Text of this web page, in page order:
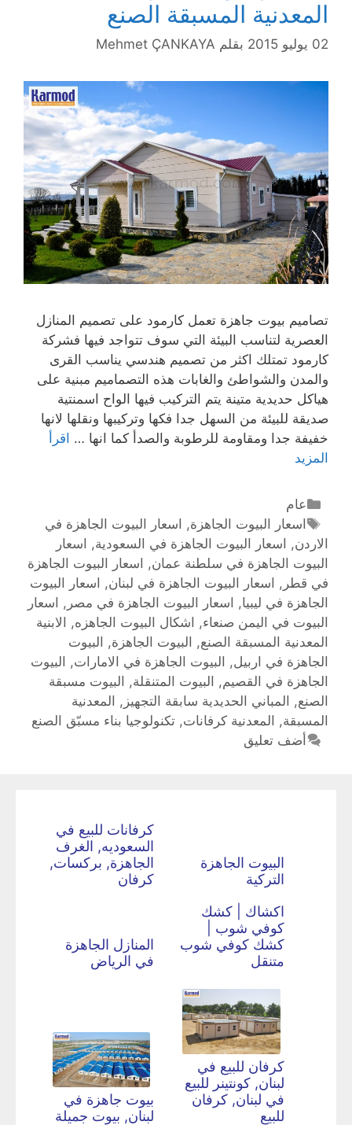
المعدنية المسبقة الصنع
02 يوليو 2015 بقلم Mehmet ÇANKAYA
تصاميم بيوت جاهزة تعمل كارمود على تصميم المنازل
العصرية لتناسب البيئة التي سوف تتواجد فيها فشركة
كارمود تمتلك اكثر من تصميم هندسي يناسب القرى
والمدن والشواطئ والغابات هذه التصماميم مبنية على
هياكل حديدية متينة يتم التركيب فيها الواح اسمنتية
صديقة للبيئة من السهل جدا فكها وتركيبها ونقلها لانها
خفيفة جدا ومقاومة للرطوبة والصدأ كما انها … اقرأ
المزيد
عام
اسعار البيوت الجاهزة, اسعار البيوت الجاهزة في
الاردن, اسعار البيوت الجاهزة في السعودية, اسعار
البيوت الجاهزة في سلطنة عمان, اسعار البيوت الجاهزة
في قطر, اسعار البيوت الجاهزة في لبنان, اسعار البيوت
الجاهزة في ليبيا, اسعار البيوت الجاهزة في مصر, اسعار
البيوت في اليمن صنعاء, اشكال البيوت الجاهزه, الابنية
المعدنية المسبقة الصنع, البيوت الجاهزة, البيوت
الجاهزة في اربيل , البيوت الجاهزة في الامارات, البيوت
الجاهزة في القصيم, البيوت المتنقلة, البيوت مسبقة
الصنع, المباني الحديدية سابقة التجهيز, المعدنية
المسبقة, المعدنية كرفانات, تكنولوجيا بناء مسبّق الصنع
أضف تعليق
البيوت الجاهزة
التركية
كرفانات للبيع في
السعوديه, الغرف
الجاهزة, بركسات,
كرفان
اكشاك | كشك
كوفي شوب |
كشك كوفي شوب
متنقل
المنازل الجاهزة
في الرياض
كرفان للبيع في
لبنان, كونتينر للبيع
في لبنان, كرفان
للبيع
بيوت جاهزة في
لبنان, بيوت جميلة